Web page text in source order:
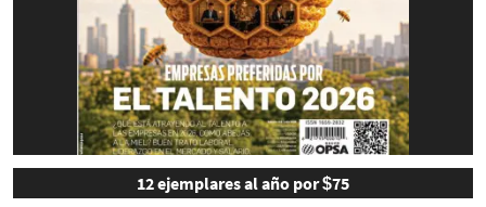
12 ejemplares al año por $75